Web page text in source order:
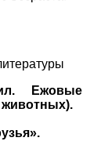
Ежовые
животных).